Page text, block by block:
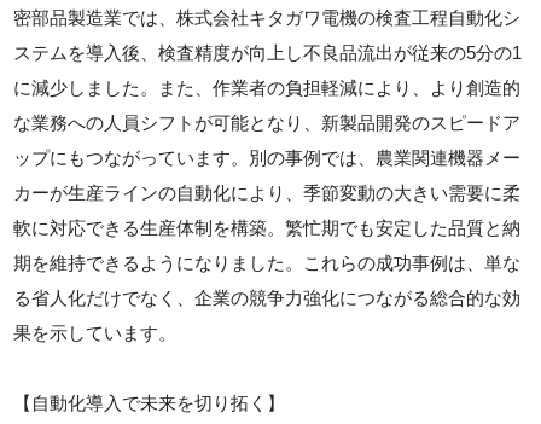
密部品製造業では、株式会社キタガワ電機の検査工程自動化シ
ステムを導入後、検査精度が向上し不良品流出が従来の5分の1
に減少しました。また、作業者の負担軽減により、より創造的
な業務への人員シフトが可能となり、新製品開発のスピードア
ップにもつながっています。別の事例では、農業関連機器メー
カーが生産ラインの自動化により、季節変動の大きい需要に柔
軟に対応できる生産体制を構築。繁忙期でも安定した品質と納
期を維持できるようになりました。これらの成功事例は、単な
る省人化だけでなく、企業の競争力強化につながる総合的な効
果を示しています。
【自動化導入で未来を切り拓く】